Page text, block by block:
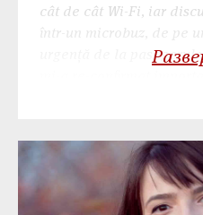
cât de cât Wi-Fi, iar
într-un microbuz, de pe
urgență de la pasagerul
(aproape) orice ușă
un plan de acțiuni bine-
pentru cunoștințele
și pentru faptul că am